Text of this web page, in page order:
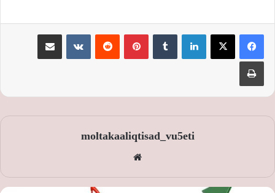
لينكدإن بينتيريست
moltakaaliqtisad_vu5eti
الوي